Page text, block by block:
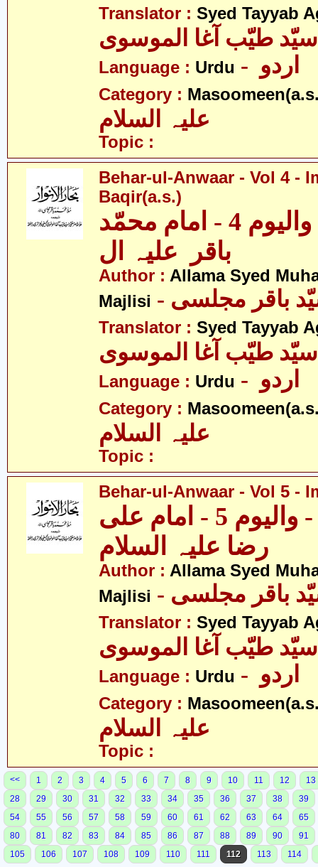
Translator : Syed Tayyab
سیّد طیّب آغا الموسوی
Language : Urdu
Category :
Topic :
Behar-ul-Anwaar - Vol 4 -
Baqir(a.s.)
بحار الانوار - والیوم 4 - امام محمّد
باقر علیہ ال
Author : Allama Syed
Majlisi
Translator : Syed Tayyab
سیّد طیّب آغا الموسوی
Language : Urdu
Category :
Topic :
Behar-ul-Anwaar - Vol 5 -
بحار الانوار - والیوم 5 - امام علی
رضا علیہ السلام
Author : Allama Syed
Majlisi
Translator : Syed Tayyab
سیّد طیّب آغا الموسوی
Language : Urdu
Category :
Topic :
<< 1 2 3 4 5 6 7 8 9 10 11 12
13
28
29 30 31 32 33 34 35 36 37 38
39
54
55 56 57 58 59 60 61 62 63 64
65
80
81 82 83 84 85 86 87 88 89 90
91
105
106 107 108 109 110 111 112 113 114